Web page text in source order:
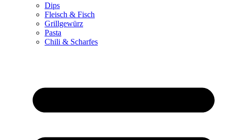
Dips
Fleisch & Fisch
Grillgewürz
Pasta
Chili & Scharfes